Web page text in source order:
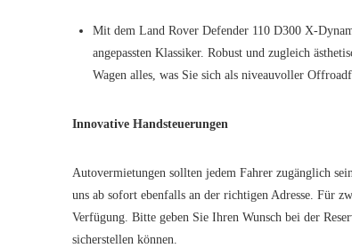
Mit dem Land Rover Defender 110 D300 X-
angepassten Klassiker. Robust und zugleich
Wagen alles, was Sie sich als niveauvoller
Innovative Handsteuerungen
Autovermietungen sollten jedem Fahrer zugänglich
uns ab sofort ebenfalls an der richtigen Adresse. Für
Verfügung. Bitte geben Sie Ihren Wunsch bei der
sicherstellen können.